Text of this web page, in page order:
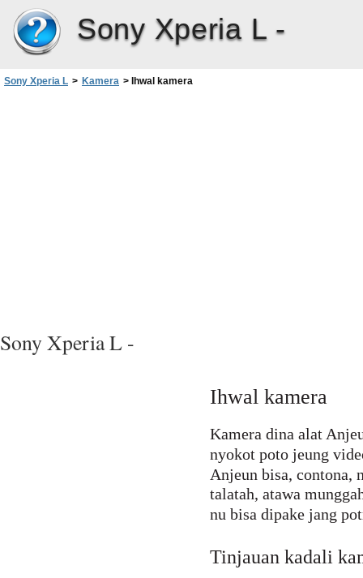
Sony Xperia L -
Sony Xperia L > Kamera > Ihwal kamera
Sony Xperia L -
Ihwal kamera
Kamera dina alat
nyokot poto jeung
Anjeun bisa, contona,
talatah, atawa
nu bisa dipake jang
Tinjauan kadali